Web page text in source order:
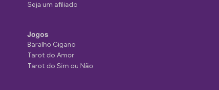
Seja um afiliado
Jogos
Baralho Cigano
Tarot do Amor
Tarot do Sim ou Não